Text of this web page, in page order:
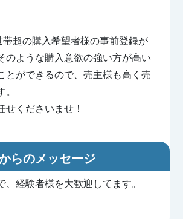
帯超の購入希望者様の事前登録が
のような購入意欲の強い方が高い
とができるので、売主様も高く売
せくださいませ！
らのメッセージ
、経験者様を大歓迎してます。